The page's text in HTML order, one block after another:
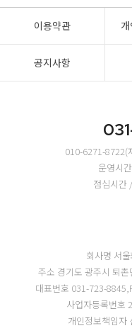
이용약관
공지사항
010-6271-8722(
운영시
점심시간
회사명 서
주소 경기도 광주시 퇴
대표번호 031-723-
사업자등록번호
개인정보책임자